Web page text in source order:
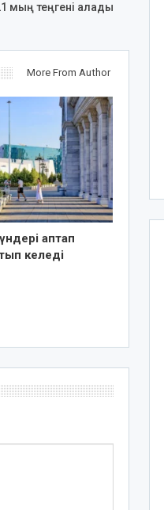
мың теңгені алады
More From Author
аптап
келеді